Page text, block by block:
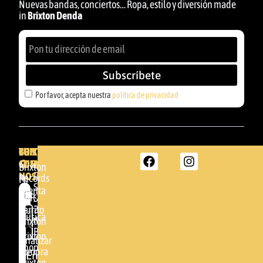
Nuevas bandas, conciertos… Ropa, estilo y diversión made
in Brixton Denda
Por favor, acepta nuestra política de privacidad
Subscríbete
BRIXTON
DENDA -
SHOP
Somera
24
48005 -
BILBAO
(+34)
BRIXTON
Brixton
Records
GBR
Música
Brixton
Shop
TU
CUENTA
Mi
cuenta
Carrito
Brixton
Finalizar
compra
CONTACTA
CON
NOSOTROS
Por
favor,
acepta
nuestra
política de
Enviar